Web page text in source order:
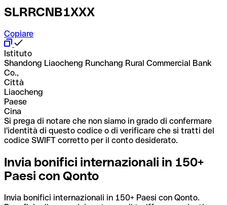
SLRRCNB1XXX
Copiare
Istituto
Shandong Liaocheng Runchang Rural Commercial Bank
Co.,
Città
Liaocheng
Paese
Cina
Si prega di notare che non siamo in grado di confermare
l'identità di questo codice o di verificare che si tratti del
codice SWIFT corretto per il conto desiderato.
Invia bonifici internazionali in 150+
Paesi con Qonto
Invia bonifici internazionali in 150+ Paesi con Qonto.